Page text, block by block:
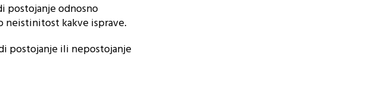
postojanje odnosno
neistinitost kakve isprave.
postojanje ili nepostojanje